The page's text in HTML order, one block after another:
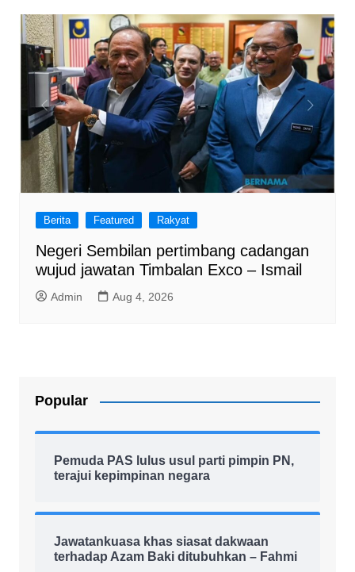
Berita Featured Rakyat
Negeri Sembilan pertimbang cadangan
wujud jawatan Timbalan Exco – Ismail
Admin Aug 4, 2026
Popular
Pemuda PAS lulus usul parti pimpin PN,
terajui kepimpinan negara
Jawatankuasa khas siasat dakwaan
terhadap Azam Baki ditubuhkan – Fahmi